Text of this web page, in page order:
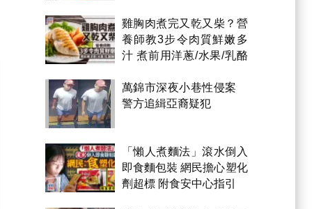
雞胸肉煮完又乾又柴？營
養師教3步令肉質鮮嫩多
汁 煮前用洋蔥/水果/乳酪
萬錦市深夜小巷性侵案
警方追緝亞裔疑犯
「懶人煮麵法」滾水倒入
即食麵包裝 網民擔心塑化
劑超標 附食安中心指引